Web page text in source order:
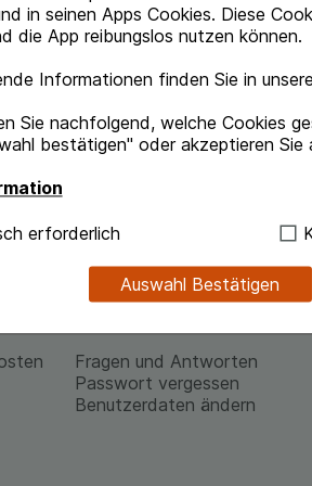
in seinen Apps Cookies. Diese
die App reibungslos nutzen können.
Informationen finden Sie in
Sie nachfolgend, welche Cookies
bestätigen" oder akzeptieren Sie
Notwendig:Hierbei handelt es sich
kann.
für die
(z.B. Spracheinstellung)
zugeschrittene Inhalte
Hierüber lassen sich
sammeln, mit deren Hilfe wir
erforderlich
Auswahl Bestätigen
Fragen und Antworten
Passwort vergessen
Benutzerdaten ändern